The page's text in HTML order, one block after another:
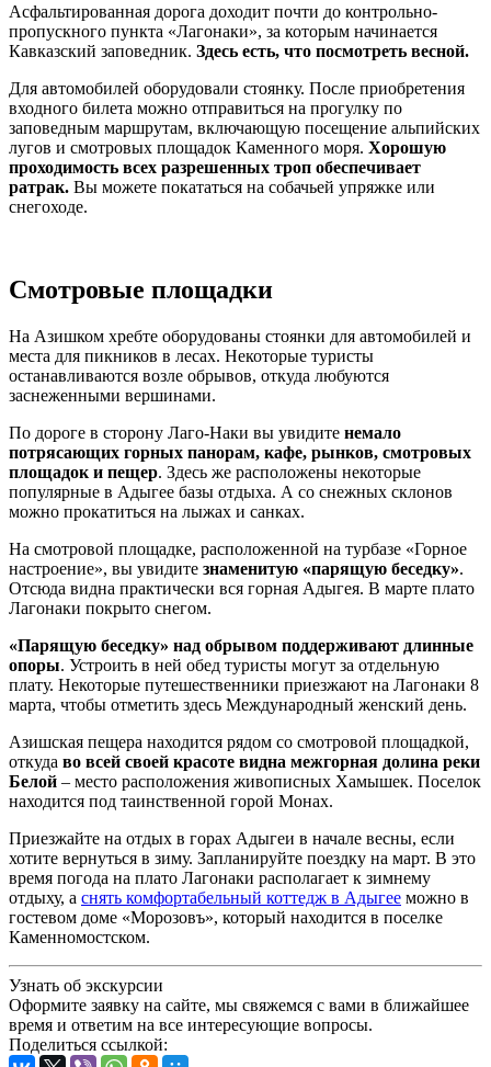
Асфальтированная дорога доходит почти до контрольно-
пропускного пункта «Лагонаки», за которым начинается
Кавказский заповедник. Здесь есть, что посмотреть весной.
Для автомобилей оборудовали стоянку. После приобретения
входного билета можно отправиться на прогулку по
заповедным маршрутам, включающую посещение альпийских
лугов и смотровых площадок Каменного моря. Хорошую
проходимость всех разрешенных троп обеспечивает
ратрак. Вы можете покататься на собачьей упряжке или
снегоходе.
Смотровые площадки
На Азишком хребте оборудованы стоянки для автомобилей и
места для пикников в лесах. Некоторые туристы
останавливаются возле обрывов, откуда любуются
заснеженными вершинами.
По дороге в сторону Лаго-Наки вы увидите немало
потрясающих горных панорам, кафе, рынков, смотровых
площадок и пещер. Здесь же расположены некоторые
популярные в Адыгее базы отдыха. А со снежных склонов
можно прокатиться на лыжах и санках.
На смотровой площадке, расположенной на турбазе «Горное
настроение», вы увидите знаменитую «парящую беседку».
Отсюда видна практически вся горная Адыгея. В марте плато
Лагонаки покрыто снегом.
«Парящую беседку» над обрывом поддерживают длинные
опоры. Устроить в ней обед туристы могут за отдельную
плату. Некоторые путешественники приезжают на Лагонаки 8
марта, чтобы отметить здесь Международный женский день.
Азишская пещера находится рядом со смотровой площадкой,
откуда во всей своей красоте видна межгорная долина реки
Белой – место расположения живописных Хамышек. Поселок
находится под таинственной горой Монах.
Приезжайте на отдых в горах Адыгеи в начале весны, если
хотите вернуться в зиму. Запланируйте поездку на март. В это
время погода на плато Лагонаки располагает к зимнему
отдыху, а снять комфортабельный коттедж в Адыгее можно в
гостевом доме «Морозовъ», который находится в поселке
Каменномостском.
Узнать об экскурсии
Оформите заявку на сайте, мы свяжемся с вами в ближайшее
время и ответим на все интересующие вопросы.
Поделиться ссылкой: